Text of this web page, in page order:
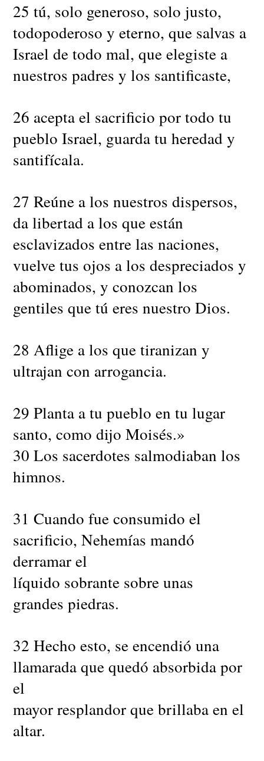
25 tú, solo generoso, solo justo,
todopoderoso y eterno, que salvas a
Israel de todo mal, que elegiste a
nuestros padres y los santificaste,
26 acepta el sacrificio por todo tu
pueblo Israel, guarda tu heredad y
santifícala.
27 Reúne a los nuestros dispersos,
da libertad a los que están
esclavizados entre las naciones,
vuelve tus ojos a los despreciados y
abominados, y conozcan los
gentiles que tú eres nuestro Dios.
28 Aflige a los que tiranizan y
ultrajan con arrogancia.
29 Planta a tu pueblo en tu lugar
santo, como dijo Moisés.»
30 Los sacerdotes salmodiaban los
himnos.
31 Cuando fue consumido el
sacrificio, Nehemías mandó
derramar el
líquido sobrante sobre unas
grandes piedras.
32 Hecho esto, se encendió una
llamarada que quedó absorbida por
el
mayor resplandor que brillaba en el
altar.